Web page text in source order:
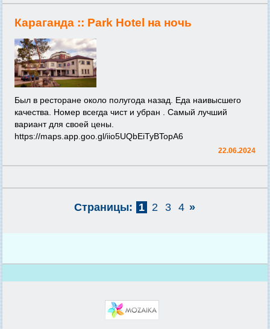
Караганда :: Park Hotel на ночь
Был в ресторане около полугода назад. Еда наивысшего
качества. Номер всегда чист и убран . Самый лучший
вариант для своей цены.
https://maps.app.goo.gl/iio5UQbEiTyBTopA6
22.06.2024
Страницы: 1 2 3 4 »